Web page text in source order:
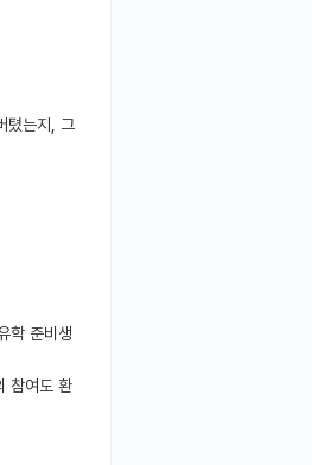
텼는지, 그
학 준비생
참여도 환